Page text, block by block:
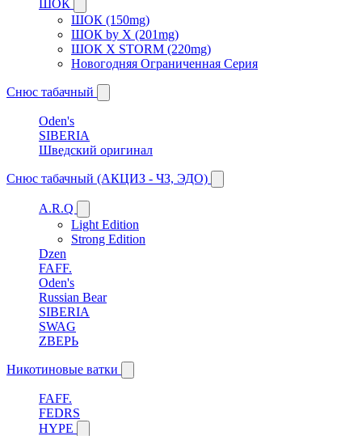
ШОК
ШОК (150mg)
ШОК by X (201mg)
ШОК X STORM (220mg)
Новогодняя Ограниченная Серия
Снюс табачный
Oden's
SIBERIA
Шведский оригинал
Снюс табачный (АКЦИЗ - ЧЗ, ЭДО)
A.R.Q
Light Edition
Strong Edition
Dzen
FAFF.
Oden's
Russian Bear
SIBERIA
SWAG
ZВЕРЬ
Никотиновые ватки
FAFF.
FEDRS
HYPE